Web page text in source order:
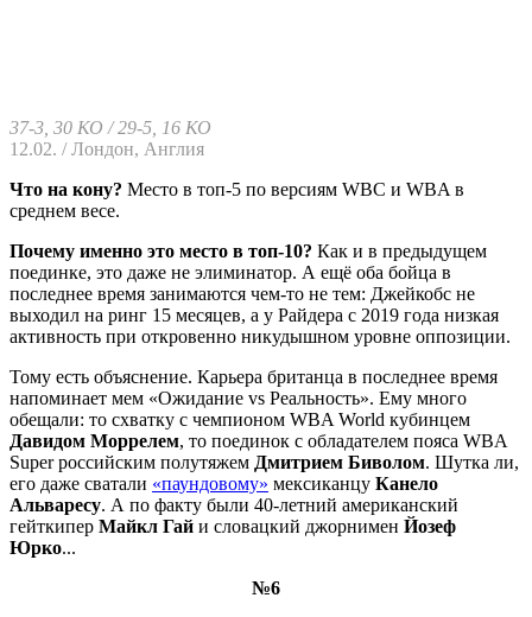
37-3, 30 КО / 29-5, 16 КО
12.02. / Лондон, Англия
Что на кону? Место в топ-5 по версиям WBC и WBA в
среднем весе.
Почему именно это место в топ-10? Как и в предыдущем
поединке, это даже не элиминатор. А ещё оба бойца в
последнее время занимаются чем-то не тем: Джейкобс не
выходил на ринг 15 месяцев, а у Райдера с 2019 года низкая
активность при откровенно никудышном уровне оппозиции.
Тому есть объяснение. Карьера британца в последнее время
напоминает мем «Ожидание vs Реальность». Ему много
обещали: то схватку с чемпионом WBA World кубинцем
Давидом Моррелем, то поединок с обладателем пояса WBA
Super российским полутяжем Дмитрием Биволом. Шутка ли,
его даже сватали «паундовому» мексиканцу Канело
Альваресу. А по факту были 40-летний американский
гейткипер Майкл Гай и словацкий джорнимен Йозеф
Юрко...
№6